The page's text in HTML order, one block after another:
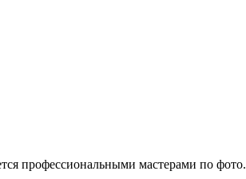
профессиональными мастерами по фото.